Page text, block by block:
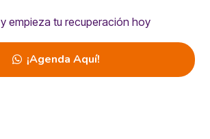
y empieza tu recuperación hoy
¡Agenda Aquí!